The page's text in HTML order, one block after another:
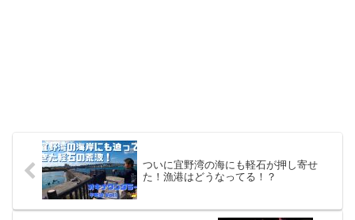
ついに宜野湾の海にも軽石が押し寄せ
た！漁港はどうなってる！？